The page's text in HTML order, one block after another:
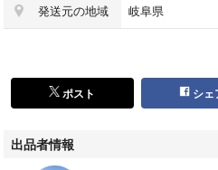
発送元の地域 岐阜県
ポスト シェ
出品者情報